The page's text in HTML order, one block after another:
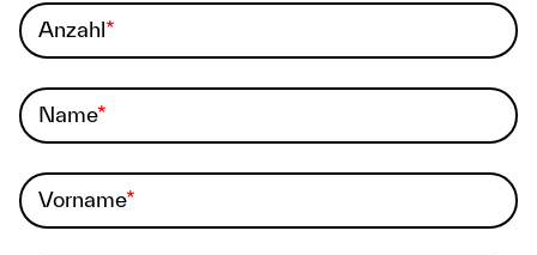
Anzahl
Name
Vorname